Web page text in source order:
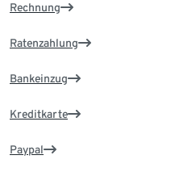
Rechnung
Ratenzahlung
Bankeinzug
Kreditkarte
Paypal